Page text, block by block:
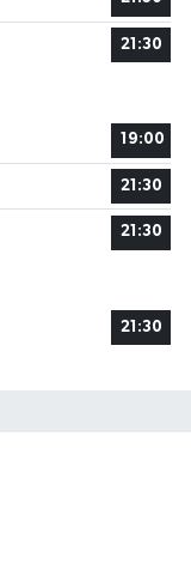
21:30
19:00
21:30
21:30
21:30